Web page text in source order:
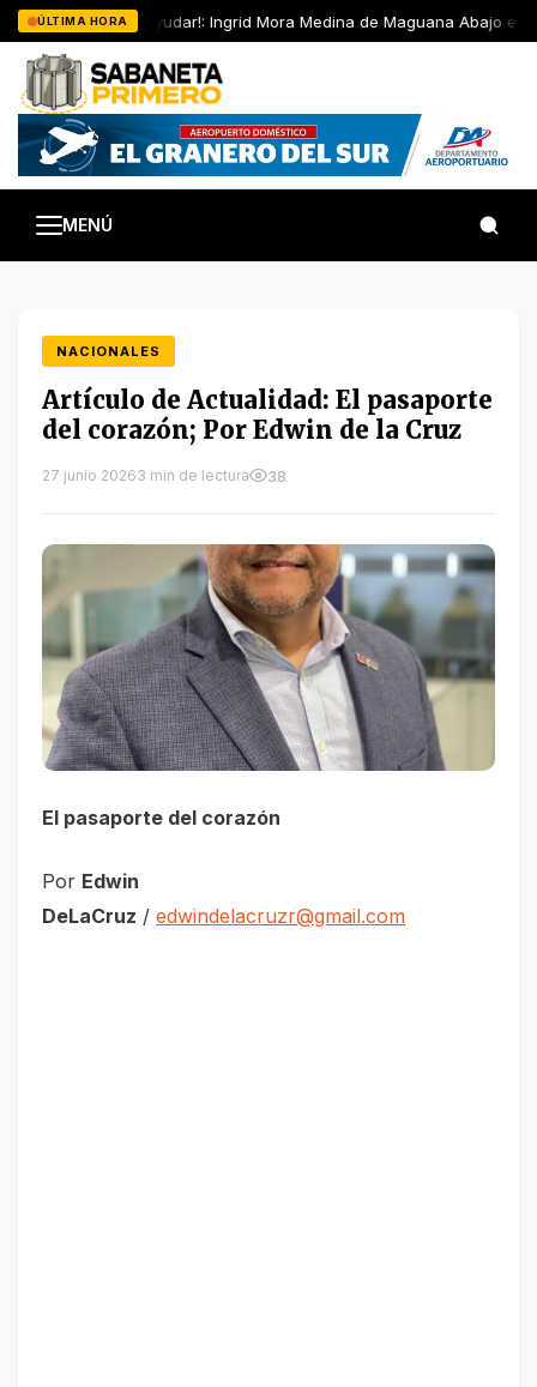
Saltar
al
contenido
ÚLTIMA HORA
Ayúdanos a Ayudar!: Ingrid Mora Medina de Maguana Abajo
MENÚ
NACIONALES
Artículo de Actualidad: El pasaporte
del corazón; Por Edwin de la Cruz
27 junio 20263 min de lectura 38
El pasaporte del corazón
Por Edwin
DeLaCruz / edwindelacruzr@gmail.com